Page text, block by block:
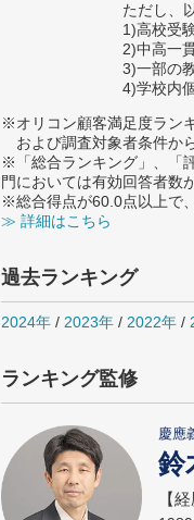
ただし、
1)高校受
2)中高一
3)一部の
4)学校内
※オリコン顧客満足度ラン
および調査対象者条件か
※「総合ランキング」、「
門においては有効回答者数
※総合得点が60.0点以上で
≫ 詳細はこちら
過去ランキング
2024年 / 2023年 / 2022年 /
ランキング監修
慶應
鈴
【経